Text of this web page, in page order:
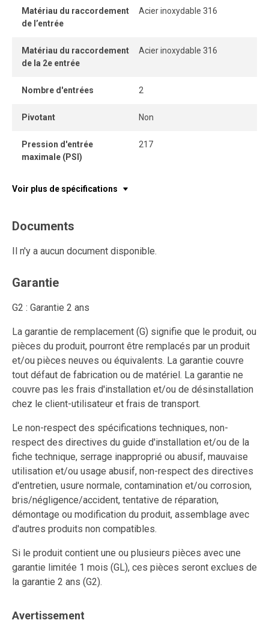
Matériau du raccordement
de l’entrée
Acier inoxydable 316
Matériau du raccordement
de la 2e entrée
Acier inoxydable 316
Nombre d'entrées 2
Pivotant Non
Pression d'entrée
maximale (PSI)
217
Voir plus de spécifications
Documents
Il n'y a aucun document disponible.
Garantie
G2 : Garantie 2 ans
La garantie de remplacement (G) signifie que le produit, ou
pièces du produit, pourront être remplacés par un produit
et/ou pièces neuves ou équivalents. La garantie couvre
tout défaut de fabrication ou de matériel. La garantie ne
couvre pas les frais d'installation et/ou de désinstallation
chez le client-utilisateur et frais de transport.
Le non-respect des spécifications techniques, non-
respect des directives du guide d'installation et/ou de la
fiche technique, serrage inapproprié ou abusif, mauvaise
utilisation et/ou usage abusif, non-respect des directives
d'entretien, usure normale, contamination et/ou corrosion,
bris/négligence/accident, tentative de réparation,
démontage ou modification du produit, assemblage avec
d'autres produits non compatibles.
Si le produit contient une ou plusieurs pièces avec une
garantie limitée 1 mois (GL), ces pièces seront exclues de
la garantie 2 ans (G2).
Avertissement